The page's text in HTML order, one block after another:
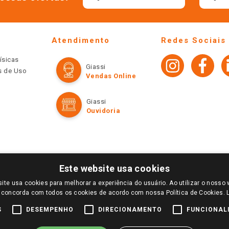
de Uso
Atendimento
Giassi
Vendas Online
Giassi
Ouvidoria
Redes Sociais
E SELECIONE A LOJA DE SUA PREFERÊNCIA. SOMENTE APÓS O LOGIN, OS PREÇOS
SÃO VÁLIDOS APENAS PARA COMPRAS REALIZADAS NO GIASSI.COM.BR E NA LOJA
DE BUSCAS.
Este website usa cookies
usa cookies para melhorar a experiência do usuário. Ao utilizar o nosso
com todos os cookies de acordo com nossa Política de Cookies.
DESEMPENHO DIRECIONAMENTO